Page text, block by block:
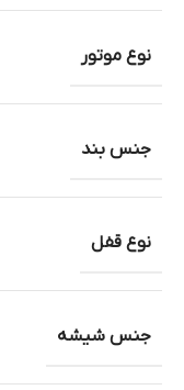
نوع موتور
جنس بند
نوع قفل
جنس شیشه